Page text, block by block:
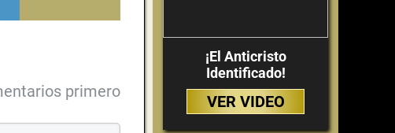
primero
¡El Anticristo
Identificado!
VER VIDEO